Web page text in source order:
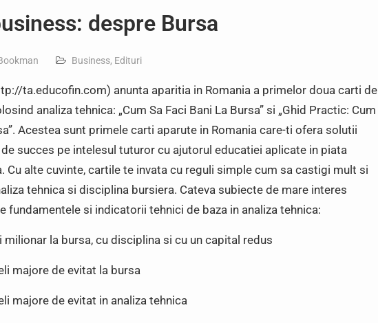
despre Bursa
Business, Edituri
ta.educofin.com) anunta aparitia in Romania a primelor doua carti de
analiza tehnica: „Cum Sa Faci Bani La Bursa” si „Ghid Practic: Cum
Acestea sunt primele carti aparute in Romania care-ti ofera solutii
succes pe intelesul tuturor cu ajutorul educatiei aplicate in piata
Cu alte cuvinte, cartile te invata cu reguli simple cum sa castigi mult si
tehnica si disciplina bursiera. Cateva subiecte de mare interes
fundamentele si indicatorii tehnici de baza in analiza tehnica:
milionar la bursa, cu disciplina si cu un capital redus
majore de evitat la bursa
majore de evitat in analiza tehnica